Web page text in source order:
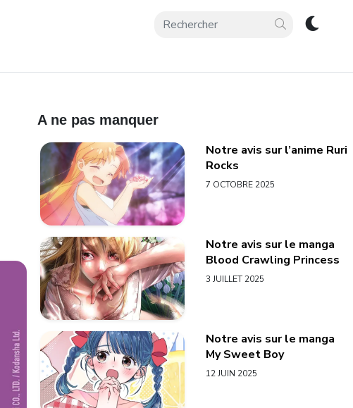
A ne pas manquer
Notre avis sur l’anime Ruri
Rocks
7 OCTOBRE 2025
Notre avis sur le manga
Blood Crawling Princess
3 JUILLET 2025
Notre avis sur le manga
My Sweet Boy
12 JUIN 2025